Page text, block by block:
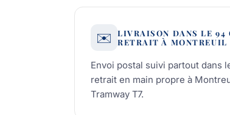
✉️
LIVRAISON DANS LE 94
RETRAIT À MONTREUIL
Envoi postal suivi partout dans
retrait en main propre à
Tramway T7.